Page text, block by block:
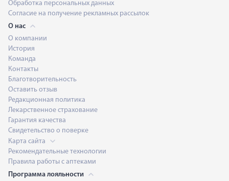
Обработка персональных данных
Согласие на получение рекламных рассылок
О нас
О компании
История
Команда
Контакты
Благотворительность
Оставить отзыв
Редакционная политика
Лекарственное страхование
Гарантия качества
Свидетельство о поверке
Карта сайта
Рекомендательные технологии
Правила работы с аптеками
Программа лояльности